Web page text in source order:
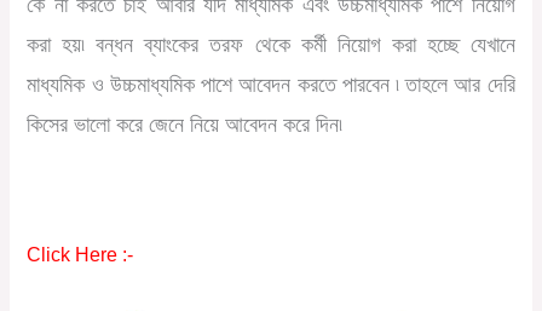
কে না করতে চাই আবার যদি মাধ্যমিক এবং উচ্চমাধ্যমিক পাশে নিয়োগ
করা হয়৷ বন্ধন ব্যাংকের তরফ থেকে কর্মী নিয়োগ করা হচ্ছে যেখানে
মাধ্যমিক ও উচ্চমাধ্যমিক পাশে আবেদন করতে পারবেন ৷ তাহলে আর দেরি
কিসের ভালো করে জেনে নিয়ে আবেদন করে দিন৷
Click Here :-